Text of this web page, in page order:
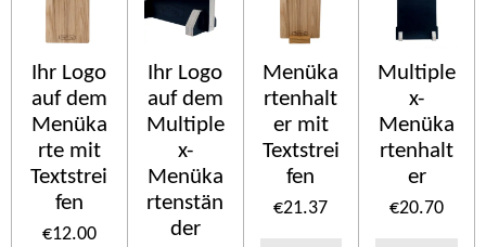
Ihr Logo
auf dem
Menüka
rte mit
Textstrei
fen
€12.00
Ihr Logo
auf dem
Multiple
x-
Menüka
rtenstän
der
Menüka
rtenhalt
er mit
Textstrei
fen
€21.37
Multiple
x-
Menüka
rtenhalt
er
€20.70